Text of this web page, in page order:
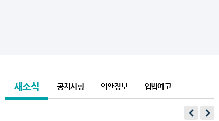
새소식 공지사항 의안정보 입법예고